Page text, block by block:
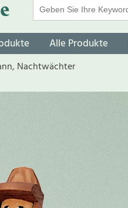
Alle Produkte
Nachtwächter